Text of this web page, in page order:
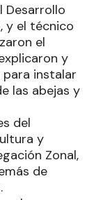
Desarrollo
y el técnico
el
y
instalar
las abejas y
del
y
Zonal,
de